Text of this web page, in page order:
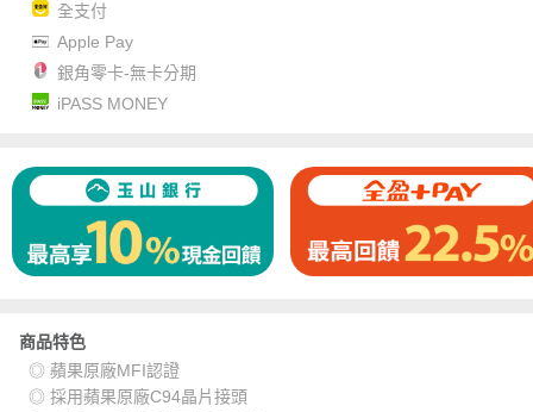
全支付
Apple Pay
銀角零卡-無卡分期
iPASS MONEY
商品特色
◎ 蘋果原廠MFI認證
◎ 採用蘋果原廠C94晶片接頭